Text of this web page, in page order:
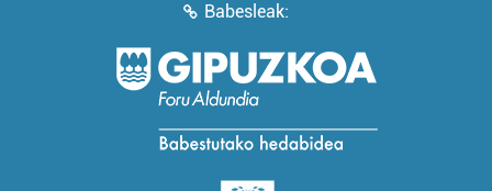
Babesleak: